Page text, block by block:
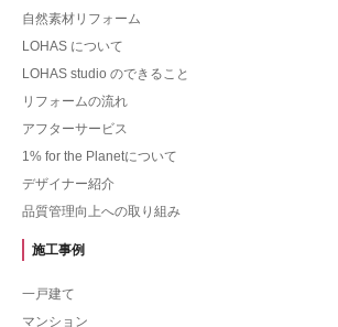
自然素材リフォーム
LOHAS について
LOHAS studio のできること
リフォームの流れ
アフターサービス
1% for the Planetについて
デザイナー紹介
品質管理向上への取り組み
施工事例
一戸建て
マンション